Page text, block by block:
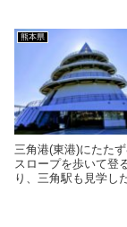
熊本県
三角港(東港)にたた
スロープを歩いて登
り、三角駅も見学し